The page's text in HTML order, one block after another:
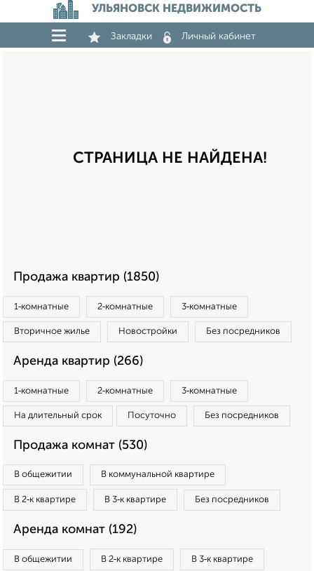
УЛЬЯНОВСК НЕДВИЖИМОСТЬ
Закладки Личный кабинет
СТРАНИЦА НЕ НАЙДЕНА!
Продажа квартир (1850)
1‑комнатные 2‑комнатные 3‑комнатные
Вторичное жилье Новостройки Без посредников
Аренда квартир (266)
1‑комнатные 2‑комнатные 3‑комнатные
На длительный срок Посуточно Без посредников
Продажа комнат (530)
В общежитии В коммунальной квартире
В 2‑к квартире В 3‑к квартире Без посредников
Аренда комнат (192)
В общежитии В 2‑к квартире В 3‑к квартире